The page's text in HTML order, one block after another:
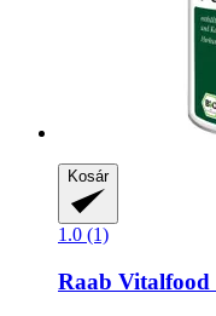
Kosár
1.0 (1)
Raab Vitalfood